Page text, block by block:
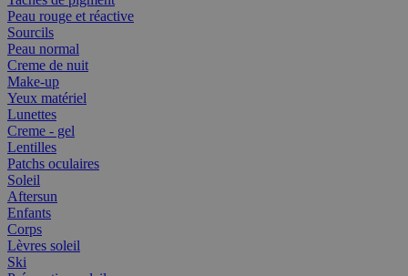
Peau rouge et réactive
Sourcils
Peau normal
Creme de nuit
Make-up
Yeux matériel
Lunettes
Creme - gel
Lentilles
Patchs oculaires
Soleil
Aftersun
Enfants
Corps
Lèvres soleil
Ski